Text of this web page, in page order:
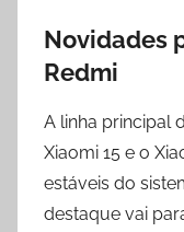
Novidades
Redmi
A linha principal
Xiaomi 15 e o
estáveis do
destaque vai